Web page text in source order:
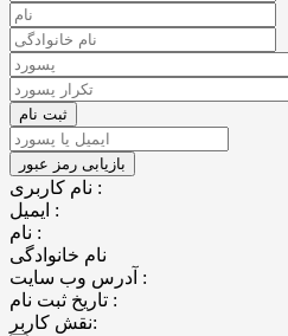
نام کاربری :
ایمیل :
نام :
نام خانوادگی
آدرس وب سایت :
تاریخ ثبت نام :
نقش کاربر: